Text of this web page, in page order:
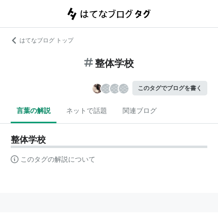
はてなブログ トップ
整体学校
このタグでブログを書く
言葉の解説 ネットで話題 関連ブログ
整体学校
このタグの解説について